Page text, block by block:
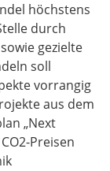
höchstens
durch
gezielte
soll
vorrangig
aus dem
„Next
Preisen